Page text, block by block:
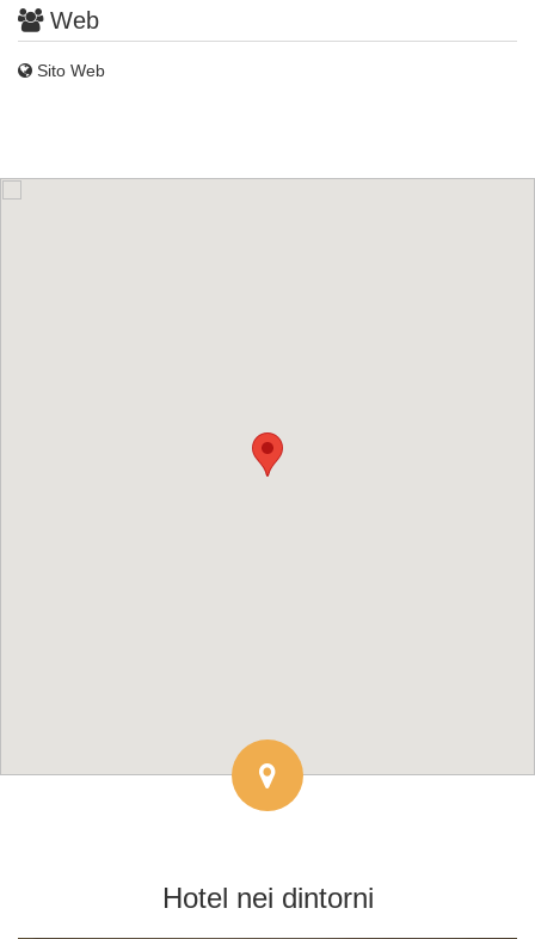
Web
Sito Web
Hotel nei dintorni